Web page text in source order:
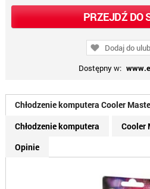
PRZEJDŹ DO
Dodaj do
Dostępny w:
Chłodzenie komputera Cooler
Chłodzenie komputera
Cooler
Opinie